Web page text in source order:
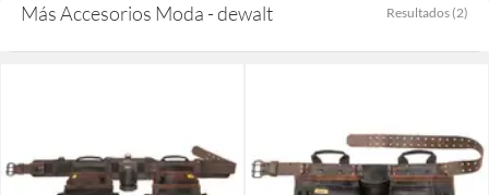
Más Accesorios Moda - dewalt Resultados (2)